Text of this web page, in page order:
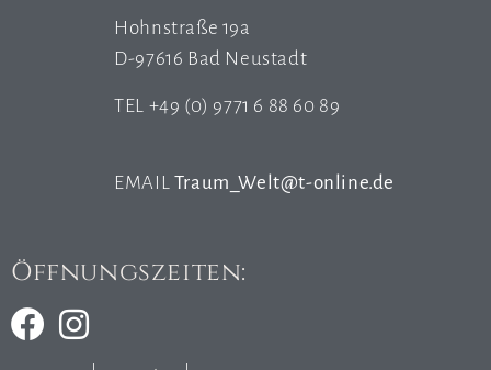
Hohnstraße 19a
D-97616 Bad Neustadt
TEL +49 (0) 9771 6 88 60 89
EMAIL Traum_Welt@t-online.de
Öffnungszeiten: